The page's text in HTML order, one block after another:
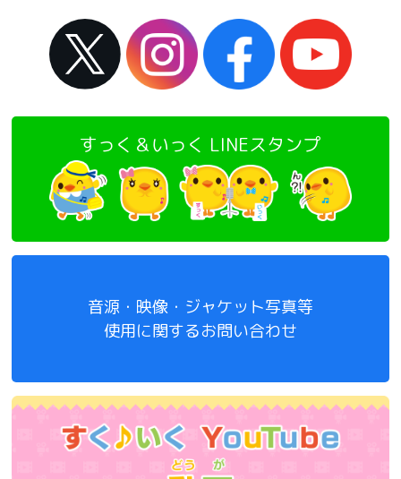
すっく＆いっく LINEスタンプ
音源・映像・ジャケット写真等
使用に関するお問い合わせ